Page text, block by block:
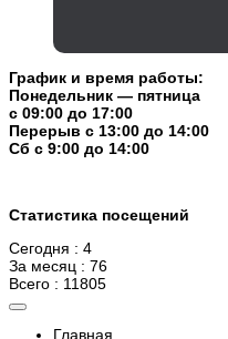
График и время работы:
Понедельник — пятница
с 09:00 до 17:00
Перерыв c 13:00 до 14:00
Cб с 9:00 до 14:00
Статистика посещений
Сегодня : 4
За месяц : 76
Всего : 11805
Главная